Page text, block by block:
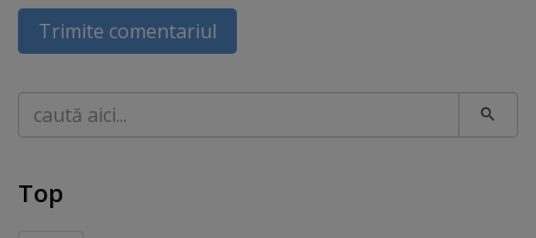
Trimite comentariul
Caută
Top